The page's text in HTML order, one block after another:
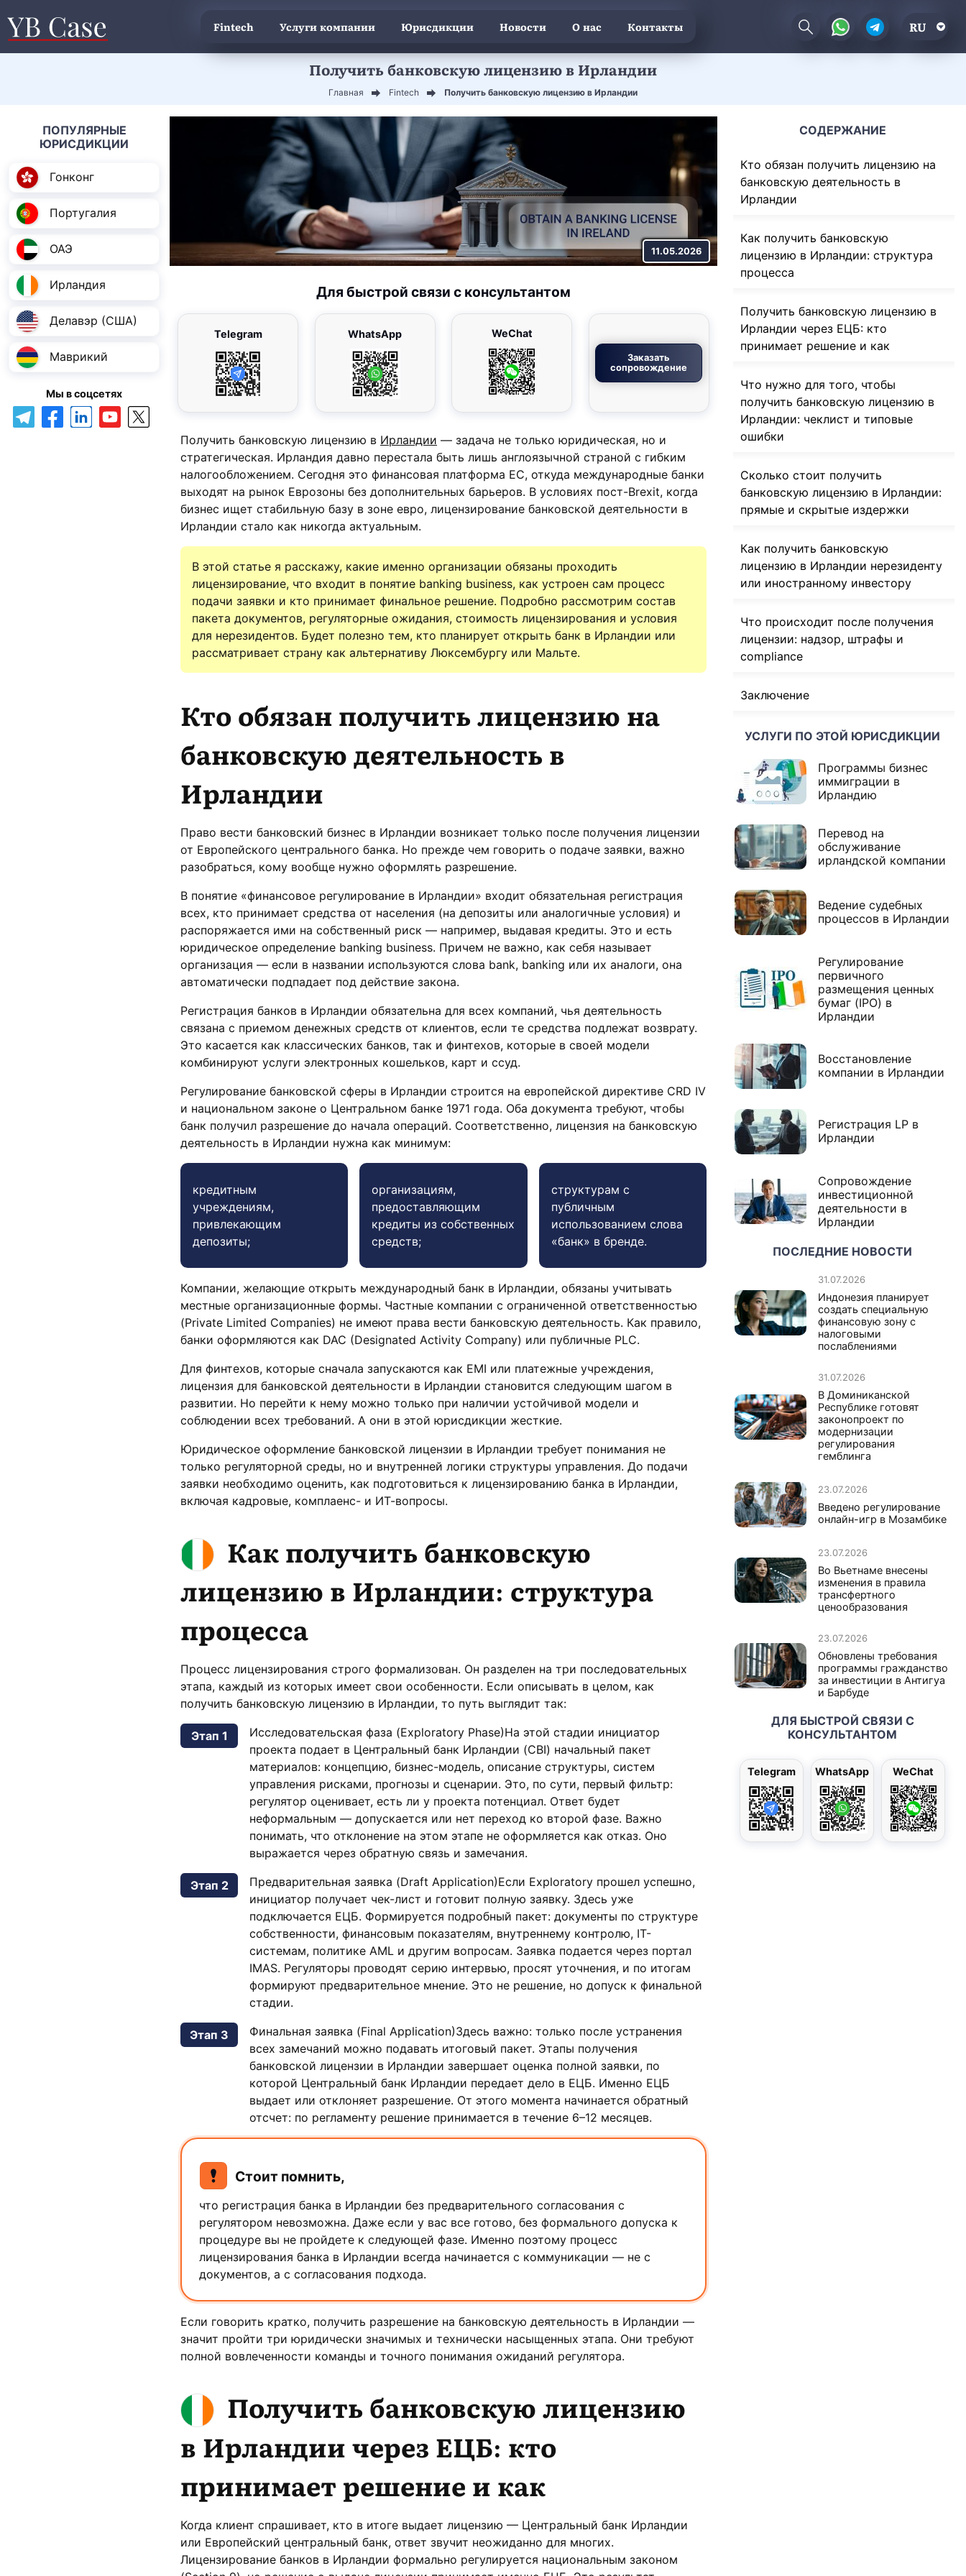
Fintech Услуги компании Юрисдикции Новости О нас Контакты RU
Получить банковскую лицензию в Ирландии
Главная Fintech Получить банковскую лицензию в Ирландии
ПОПУЛЯРНЫЕ
ЮРИСДИКЦИИ
Гонконг
Португалия
ОАЭ
Ирландия
Делавэр (США)
Маврикий
Мы в соцсетях
11.05.2026
Для быстрой связи с консультантом
Telegram WhatsApp WeChat
Заказать
сопровождение
Получить банковскую лицензию в Ирландии — задача не только юридическая, но и
стратегическая. Ирландия давно перестала быть лишь англоязычной страной с гибким
налогообложением. Сегодня это финансовая платформа ЕС, откуда международные банки
выходят на рынок Еврозоны без дополнительных барьеров. В условиях пост-Brexit, когда
бизнес ищет стабильную базу в зоне евро, лицензирование банковской деятельности в
Ирландии стало как никогда актуальным.
В этой статье я расскажу, какие именно организации обязаны проходить
лицензирование, что входит в понятие banking business, как устроен сам процесс
подачи заявки и кто принимает финальное решение. Подробно рассмотрим состав
пакета документов, регуляторные ожидания, стоимость лицензирования и условия
для нерезидентов. Будет полезно тем, кто планирует открыть банк в Ирландии или
рассматривает страну как альтернативу Люксембургу или Мальте.
Кто обязан получить лицензию на
банковскую деятельность в
Ирландии
Право вести банковский бизнес в Ирландии возникает только после получения лицензии
от Европейского центрального банка. Но прежде чем говорить о подаче заявки, важно
разобраться, кому вообще нужно оформлять разрешение.
В понятие «финансовое регулирование в Ирландии» входит обязательная регистрация
всех, кто принимает средства от населения (на депозиты или аналогичные условия) и
распоряжается ими на собственный риск — например, выдавая кредиты. Это и есть
юридическое определение banking business. Причем не важно, как себя называет
организация — если в названии используются слова bank, banking или их аналоги, она
автоматически подпадает под действие закона.
Регистрация банков в Ирландии обязательна для всех компаний, чья деятельность
связана с приемом денежных средств от клиентов, если те средства подлежат возврату.
Это касается как классических банков, так и финтехов, которые в своей модели
комбинируют услуги электронных кошельков, карт и ссуд.
Регулирование банковской сферы в Ирландии строится на европейской директиве CRD IV
и национальном законе о Центральном банке 1971 года. Оба документа требуют, чтобы
банк получил разрешение до начала операций. Соответственно, лицензия на банковскую
деятельность в Ирландии нужна как минимум:
кредитным
учреждениям,
привлекающим
депозиты;
организациям,
предоставляющим
кредиты из собственных
средств;
структурам с
публичным
использованием слова
«банк» в бренде.
Компании, желающие открыть международный банк в Ирландии, обязаны учитывать
местные организационные формы. Частные компании с ограниченной ответственностью
(Private Limited Companies) не имеют права вести банковскую деятельность. Как правило,
банки оформляются как DAC (Designated Activity Company) или публичные PLC.
Для финтехов, которые сначала запускаются как EMI или платежные учреждения,
лицензия для банковской деятельности в Ирландии становится следующим шагом в
развитии. Но перейти к нему можно только при наличии устойчивой модели и
соблюдении всех требований. А они в этой юрисдикции жесткие.
Юридическое оформление банковской лицензии в Ирландии требует понимания не
только регуляторной среды, но и внутренней логики структуры управления. До подачи
заявки необходимо оценить, как подготовиться к лицензированию банка в Ирландии,
включая кадровые, комплаенс- и ИТ-вопросы.
Как получить банковскую
лицензию в Ирландии: структура
процесса
Процесс лицензирования строго формализован. Он разделен на три последовательных
этапа, каждый из которых имеет свои особенности. Если описывать в целом, как
получить банковскую лицензию в Ирландии, то путь выглядит так:
Этап 1
Исследовательская фаза (Exploratory Phase)На этой стадии инициатор
проекта подает в Центральный банк Ирландии (CBI) начальный пакет
материалов: концепцию, бизнес-модель, описание структуры, систем
управления рисками, прогнозы и сценарии. Это, по сути, первый фильтр:
регулятор оценивает, есть ли у проекта потенциал. Ответ будет
неформальным — допускается или нет переход ко второй фазе. Важно
понимать, что отклонение на этом этапе не оформляется как отказ. Оно
выражается через обратную связь и замечания.
Этап 2
Предварительная заявка (Draft Application)Если Exploratory прошел успешно,
инициатор получает чек-лист и готовит полную заявку. Здесь уже
подключается ЕЦБ. Формируется подробный пакет: документы по структуре
собственности, финансовым показателям, внутреннему контролю, IT-
системам, политике AML и другим вопросам. Заявка подается через портал
IMAS. Регуляторы проводят серию интервью, просят уточнения, и по итогам
формируют предварительное мнение. Это не решение, но допуск к финальной
стадии.
Этап 3
Финальная заявка (Final Application)Здесь важно: только после устранения
всех замечаний можно подавать итоговый пакет. Этапы получения
банковской лицензии в Ирландии завершает оценка полной заявки, по
которой Центральный банк Ирландии передает дело в ЕЦБ. Именно ЕЦБ
выдает или отклоняет разрешение. От этого момента начинается обратный
отсчет: по регламенту решение принимается в течение 6–12 месяцев.
Стоит помнить,
что регистрация банка в Ирландии без предварительного согласования с
регулятором невозможна. Даже если у вас все готово, без формального допуска к
процедуре вы не пройдете к следующей фазе. Именно поэтому процесс
лицензирования банка в Ирландии всегда начинается с коммуникации — не с
документов, а с согласования подхода.
Если говорить кратко, получить разрешение на банковскую деятельность в Ирландии —
значит пройти три юридически значимых и технически насыщенных этапа. Они требуют
полной вовлеченности команды и точного понимания ожиданий регулятора.
Получить банковскую лицензию
в Ирландии через ЕЦБ: кто
принимает решение и как
Когда клиент спрашивает, кто в итоге выдает лицензию — Центральный банк Ирландии
или Европейский центральный банк, ответ звучит неожиданно для многих.
Лицензирование банков в Ирландии формально регулируется национальным законом
СОДЕРЖАНИЕ
Кто обязан получить лицензию на
банковскую деятельность в
Ирландии
Как получить банковскую
лицензию в Ирландии: структура
процесса
Получить банковскую лицензию в
Ирландии через ЕЦБ: кто
принимает решение и как
Что нужно для того, чтобы
получить банковскую лицензию в
Ирландии: чеклист и типовые
ошибки
Сколько стоит получить
банковскую лицензию в Ирландии:
прямые и скрытые издержки
Как получить банковскую
лицензию в Ирландии нерезиденту
или иностранному инвестору
Что происходит после получения
лицензии: надзор, штрафы и
compliance
Заключение
УСЛУГИ ПО ЭТОЙ ЮРИСДИКЦИИ
Программы бизнес
иммиграции в
Ирландию
Перевод на
обслуживание
ирландской компании
Ведение судебных
процессов в Ирландии
Регулирование
первичного
размещения ценных
бумаг (IPO) в
Ирландии
Восстановление
компании в Ирландии
Регистрация LP в
Ирландии
Сопровождение
инвестиционной
деятельности в
Ирландии
ПОСЛЕДНИЕ НОВОСТИ
31.07.2026
Индонезия планирует
создать специальную
финансовую зону с
налоговыми
послаблениями
31.07.2026
В Доминиканской
Республике готовят
законопроект по
модернизации
регулирования
гемблинга
23.07.2026
Введено регулирование
онлайн-игр в Мозамбике
23.07.2026
Во Вьетнаме внесены
изменения в правила
трансфертного
ценообразования
23.07.2026
Обновлены требования
программы гражданство
за инвестиции в Антигуа
и Барбуде
ДЛЯ БЫСТРОЙ СВЯЗИ С
КОНСУЛЬТАНТОМ
Telegram WhatsApp WeChat